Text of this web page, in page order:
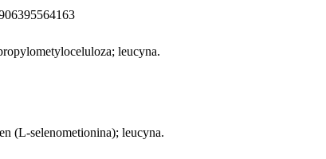
leucyna.
(L-selenometionina); leucyna.